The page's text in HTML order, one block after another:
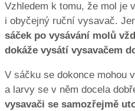
Vzhledem k tomu, že mol je
i obyčejný ruční vysavač.
sáček po vysávání molů
dokáže vysátí vysavačem
V sáčku se dokonce mohou
a larvy se v něm docela
vysavači se samozřejmě